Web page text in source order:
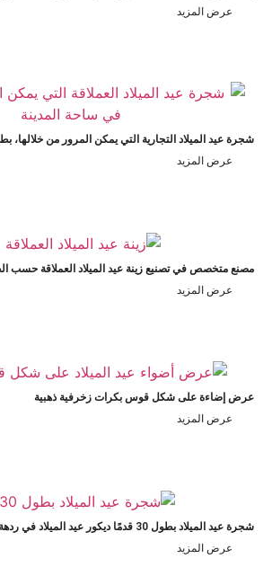
عرض المزيد
عيد الميلاد التجارية التي يمكن المرور من خلالها، بطول 7 أمتار
عرض المزيد
متخصص في تصنيع زينة عيد الميلاد العملاقة حسب الطلب
عرض المزيد
إضاءة على شكل قوس بكرات زخرفية ذهبية
عرض المزيد
عيد الميلاد بطول 30 قدمًا ديكور عيد الميلاد في ردهة الفندق
عرض المزيد